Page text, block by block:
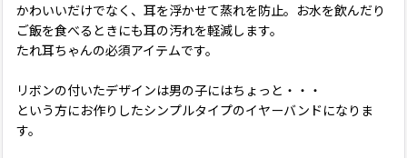
かわいいだけでなく、耳を浮かせて蒸れを防止。お水を飲んだり
ご飯を食べるときにも耳の汚れを軽減します。
たれ耳ちゃんの必須アイテムです。
リボンの付いたデザインは男の子にはちょっと・・・
という方にお作りしたシンプルタイプのイヤーバンドになりま
す。